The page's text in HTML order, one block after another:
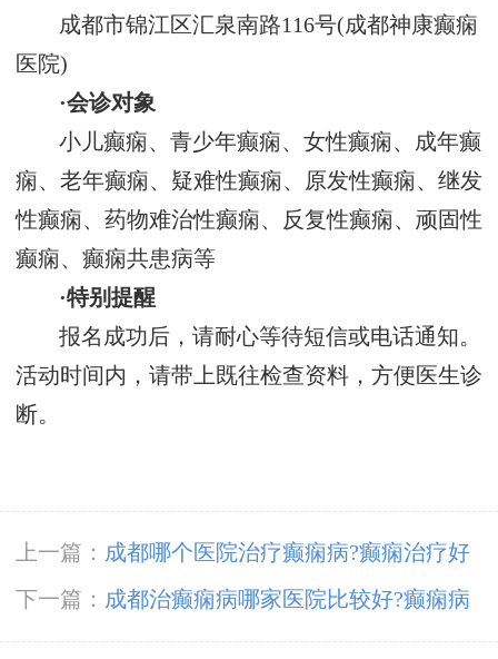
成都市锦江区汇泉南路116号(成都神康癫痫
医院)
·会诊对象
小儿癫痫、青少年癫痫、女性癫痫、成年癫
痫、老年癫痫、疑难性癫痫、原发性癫痫、继发
性癫痫、药物难治性癫痫、反复性癫痫、顽固性
癫痫、癫痫共患病等
·特别提醒
报名成功后，请耐心等待短信或电话通知。
活动时间内，请带上既往检查资料，方便医生诊
断。
上一篇： 成都哪个医院治疗癫痫病?癫痫治疗好
的概率大吗?
下一篇： 成都治癫痫病哪家医院比较好?癫痫病
不及时治疗有什么危害?